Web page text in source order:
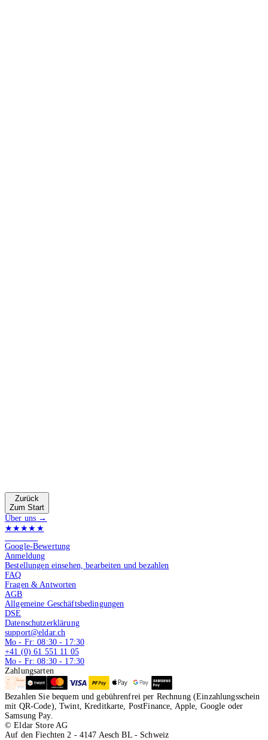
Zurück
Zum Start
Über uns →
★★★★★
Google-Bewertung
Anmeldung
Bestellungen einsehen, bearbeiten und bezahlen
FAQ
Fragen & Antworten
AGB
Allgemeine Geschäftsbedingungen
DSE
Datenschutzerklärung
support@eldar.ch
Mo - Fr: 08:30 - 17:30
+41 (0) 61 551 11 05
Mo - Fr: 08:30 - 17:30
Zahlungsarten
Bezahlen Sie bequem und gebührenfrei per Rechnung (Einzahlungsschein
mit QR-Code), Twint, Kreditkarte, PostFinance, Apple, Google oder
Samsung Pay.
© Eldar Store AG
Auf den Fiechten 2 - 4147 Aesch BL - Schweiz